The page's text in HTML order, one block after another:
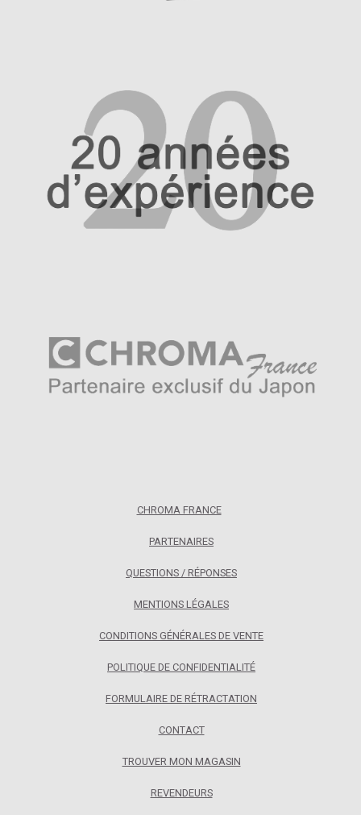
CHROMA FRANCE
PARTENAIRES
QUESTIONS / RÉPONSES
MENTIONS LÉGALES
CONDITIONS GÉNÉRALES DE VENTE
POLITIQUE DE CONFIDENTIALITÉ
FORMULAIRE DE RÉTRACTATION
CONTACT
TROUVER MON MAGASIN
REVENDEURS